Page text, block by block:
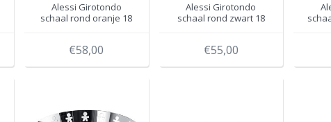
Alessi Girotondo
schaal rond oranje 18
€58,00
Alessi Girotondo
schaal rond zwart 18
€55,00